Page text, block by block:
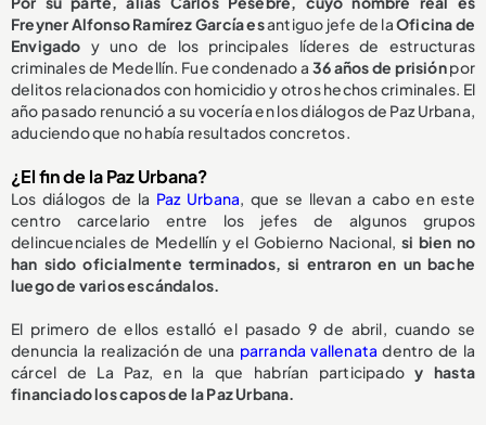
Freyner Alfonso Ramírez García esantiguo jefe de laOficina de
Envigado y uno de los principales líderes de estructuras
criminales de Medellín. Fue condenado a 36 años de prisiónpor
delitos relacionados con homicidio y otros hechos criminales. El
año pasado renunció a su vocería en los diálogos de Paz Urbana,
aduciendo que no había resultados concretos.
¿El fin de la Paz Urbana?
Los diálogos de la Paz Urbana , que se llevan a cabo en este
centro carcelario entre los jefes de algunos grupos
delincuenciales de Medellín y el Gobierno Nacional, si bien no
han sido oficialmente terminados, si entraron en un bache
luego de varios escándalos.
El primero de ellos estalló el pasado 9 de abril, cuando se
denuncia la realización de una parranda vallenatadentro de la
cárcel de La Paz, en la que habrían participadoy hasta
financiado los capos de la Paz Urbana.